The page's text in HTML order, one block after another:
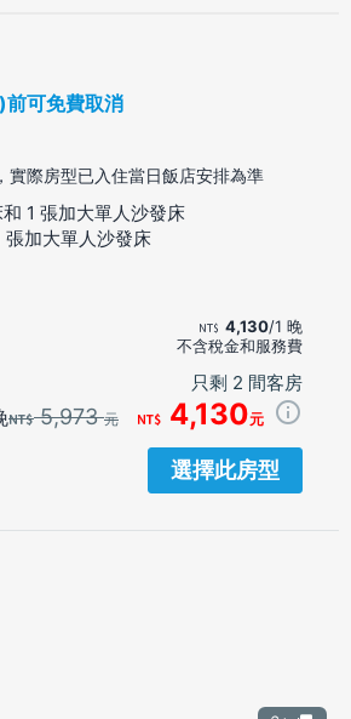
可免費取消
實際房型已入住當日飯店安排為準
1 張加大單人沙發床
張加大單人沙發床
4,130/1 晚
不含稅金和服務費
只剩 2 間客房
5,973元 4,130元
選擇此房型